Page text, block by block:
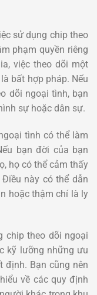
sử dụng chip theo
phạm quyền riêng
việc theo dõi một
bất hợp pháp. Nếu
dõi ngoại tình, bạn
sự hoặc dân sự.
tình có thể làm
bạn đời của bạn
họ có thể cảm thấy
này có thể dẫn
hoặc thậm chí là ly
chip theo dõi ngoại
kỹ lưỡng những ưu
định. Bạn cũng nên
về các quy định